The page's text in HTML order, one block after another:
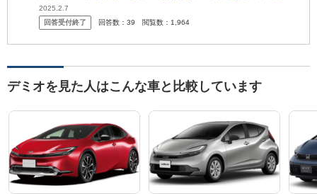
てるようですが、結局買わされるので、いくつか条件付けてます。
・あま...
2025.2.7
回答受付終了
回答数： 39 閲覧数： 1,964
デミオを見た人はこんな車と比較しています